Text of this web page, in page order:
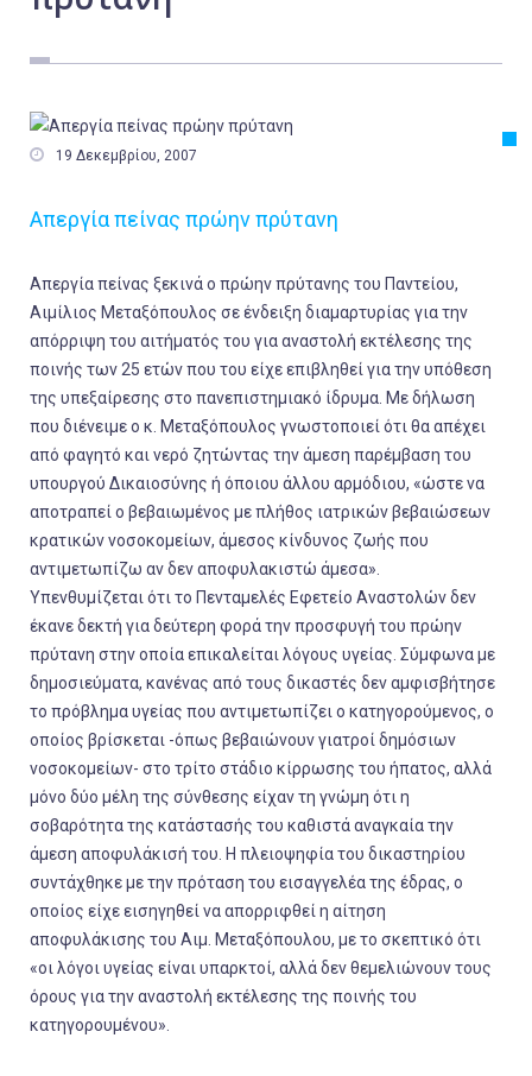
 19 Δεκεμβρίου, 2007
Απεργία πείνας πρώην πρύτανη
Απεργία πείνας ξεκινά ο πρώην πρύτανης του Παντείου,
Αιμίλιος Μεταξόπουλος σε ένδειξη διαμαρτυρίας για την
απόρριψη του αιτήματός του για αναστολή εκτέλεσης της
ποινής των 25 ετών που του είχε επιβληθεί για την υπόθεση
της υπεξαίρεσης στο πανεπιστημιακό ίδρυμα. Με δήλωση
που διένειμε ο κ. Μεταξόπουλος γνωστοποιεί ότι θα απέχει
από φαγητό και νερό ζητώντας την άμεση παρέμβαση του
υπουργού Δικαιοσύνης ή όποιου άλλου αρμόδιου, «ώστε να
αποτραπεί ο βεβαιωμένος με πλήθος ιατρικών βεβαιώσεων
κρατικών νοσοκομείων, άμεσος κίνδυνος ζωής που
αντιμετωπίζω αν δεν αποφυλακιστώ άμεσα».
Υπενθυμίζεται ότι το Πενταμελές Εφετείο Αναστολών δεν
έκανε δεκτή για δεύτερη φορά την προσφυγή του πρώην
πρύτανη στην οποία επικαλείται λόγους υγείας. Σύμφωνα με
δημοσιεύματα, κανένας από τους δικαστές δεν αμφισβήτησε
το πρόβλημα υγείας που αντιμετωπίζει ο κατηγορούμενος, ο
οποίος βρίσκεται -όπως βεβαιώνουν γιατροί δημόσιων
νοσοκομείων- στο τρίτο στάδιο κίρρωσης του ήπατος, αλλά
μόνο δύο μέλη της σύνθεσης είχαν τη γνώμη ότι η
σοβαρότητα της κατάστασής του καθιστά αναγκαία την
άμεση αποφυλάκισή του. Η πλειοψηφία του δικαστηρίου
συντάχθηκε με την πρόταση του εισαγγελέα της έδρας, ο
οποίος είχε εισηγηθεί να απορριφθεί η αίτηση
αποφυλάκισης του Αιμ. Μεταξόπουλου, με το σκεπτικό ότι
«οι λόγοι υγείας είναι υπαρκτοί, αλλά δεν θεμελιώνουν τους
όρους για την αναστολή εκτέλεσης της ποινής του
κατηγορουμένου».
Ελλάδα
Οικονομία
Αθλητικά
Αστυνομικό Δελτίο